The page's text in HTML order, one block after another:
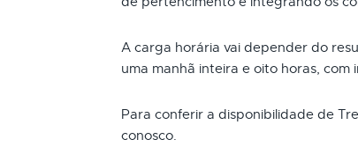
A carga horária vai depender do
uma manhã inteira e oito horas, com
Para conferir a disponibilidade de
conosco.